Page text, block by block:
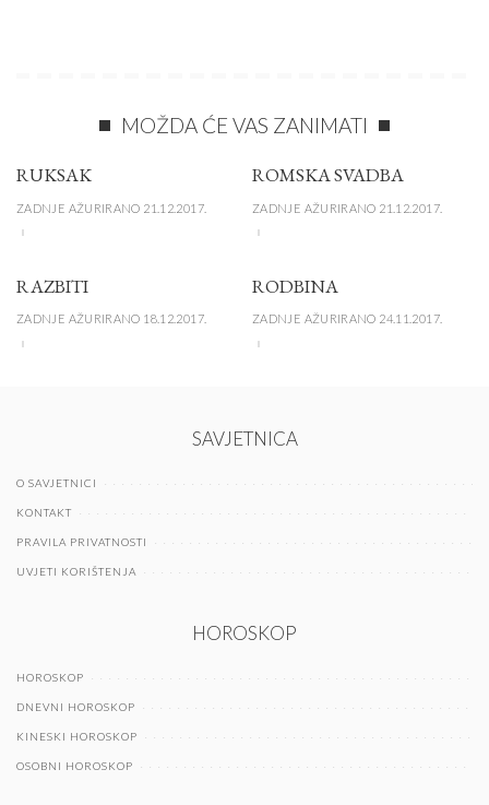
MOŽDA ĆE VAS ZANIMATI
RUKSAK
ZADNJE AŽURIRANO 21.12.2017.
ROMSKA SVADBA
ZADNJE AŽURIRANO 21.12.2017.
RAZBITI
ZADNJE AŽURIRANO 18.12.2017.
RODBINA
ZADNJE AŽURIRANO 24.11.2017.
SAVJETNICA
O SAVJETNICI
KONTAKT
PRAVILA PRIVATNOSTI
UVJETI KORIŠTENJA
HOROSKOP
HOROSKOP
DNEVNI HOROSKOP
KINESKI HOROSKOP
OSOBNI HOROSKOP